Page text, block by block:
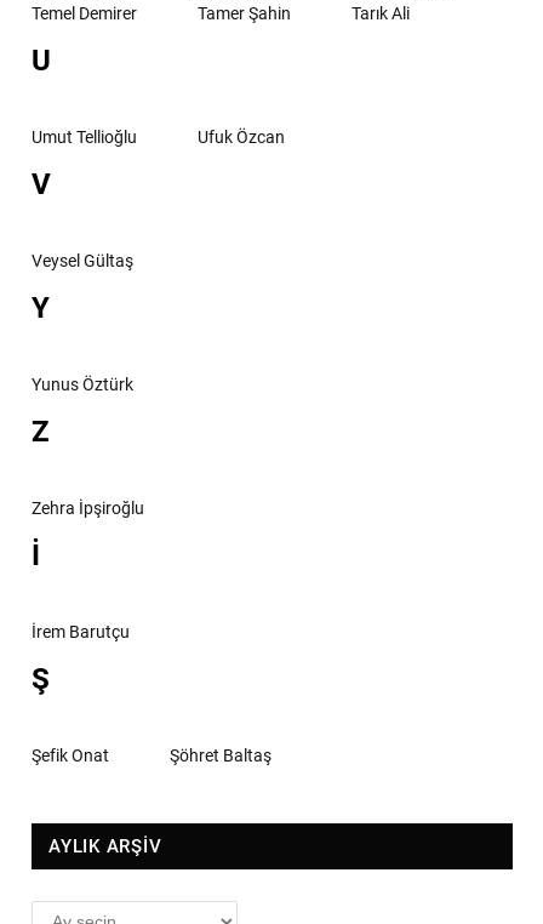
Temel Demirer
Tamer Şahin Tarık Ali
U
Umut Tellioğlu Ufuk Özcan
V
Veysel Gültaş
Y
Yunus Öztürk
Z
Zehra İpşiroğlu
İ
İrem Barutçu
Ş
Şefik Onat Şöhret Baltaş
AYLIK ARŞİV
AYLIK